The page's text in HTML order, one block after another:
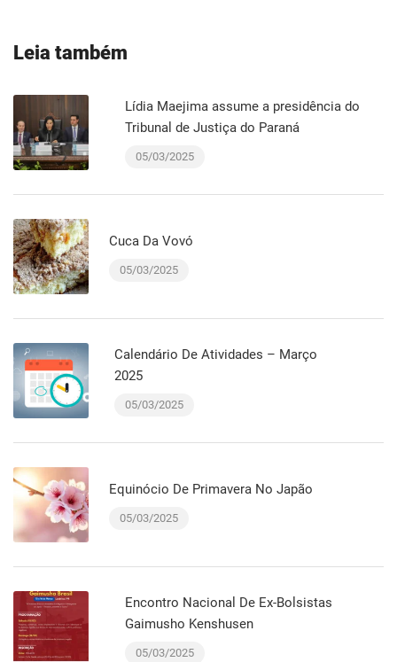
Leia também
Lídia Maejima assume a presidência do
Tribunal de Justiça do Paraná
05/03/2025
Cuca Da Vovó
05/03/2025
Calendário De Atividades – Março
2025
05/03/2025
Equinócio De Primavera No Japão
05/03/2025
Encontro Nacional De Ex-Bolsistas
Gaimusho Kenshusen
05/03/2025